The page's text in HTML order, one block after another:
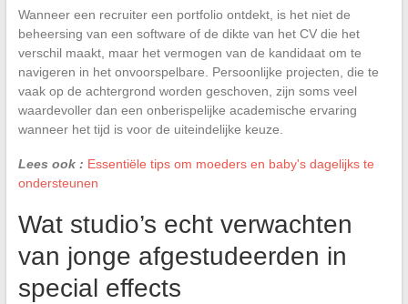
Wanneer een recruiter een portfolio ontdekt, is het niet de
beheersing van een software of de dikte van het CV die het
verschil maakt, maar het vermogen van de kandidaat om te
navigeren in het onvoorspelbare. Persoonlijke projecten, die te
vaak op de achtergrond worden geschoven, zijn soms veel
waardevoller dan een onberispelijke academische ervaring
wanneer het tijd is voor de uiteindelijke keuze.
Lees ook : Essentiële tips om moeders en baby's dagelijks te
ondersteunen
Wat studio’s echt verwachten
van jonge afgestudeerden in
special effects